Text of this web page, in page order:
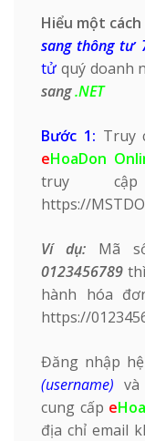
Hiểu một
sang thông tư
tử quý doanh
sang.NET
Bước 1: Truy
eHoaDon
truy
https://
Ví dụ: Mã
0123456789
hành hóa
https://
Đăng nhập
(username) và
cung cấp e
địa chỉ email